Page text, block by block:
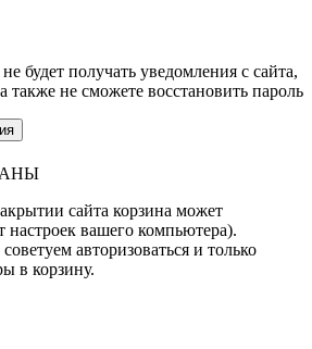
будет получать уведомления с сайта,
также не сможете восстановить пароль
сайта корзина может
настроек вашего компьютера).
авторизоваться и только
в корзину.